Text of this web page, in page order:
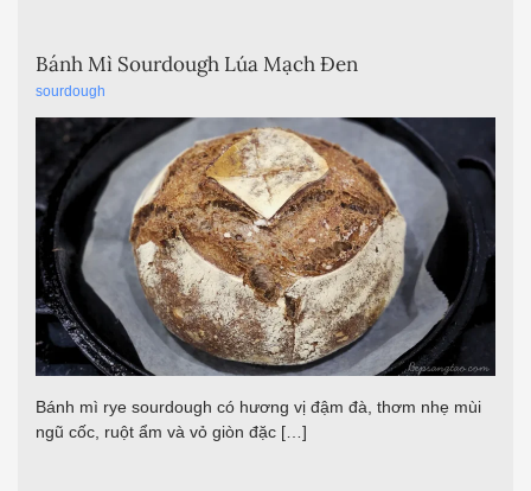
Bánh Mì Sourdough Lúa Mạch Đen
sourdough
Bánh mì rye sourdough có hương vị đậm đà, thơm nhẹ mùi
ngũ cốc, ruột ẩm và vỏ giòn đặc […]